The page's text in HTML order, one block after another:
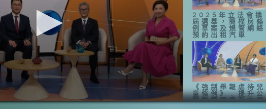
2025年立法會換
屆選舉，簡樸房條
例草案及規管網絡
預約出租汽車
《強制舉報虐待兒
童條例》﹑提升公
營醫療服務及大廈